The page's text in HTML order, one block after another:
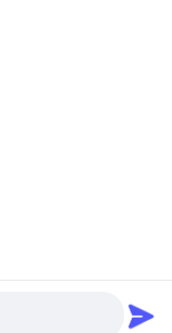
Tunsing